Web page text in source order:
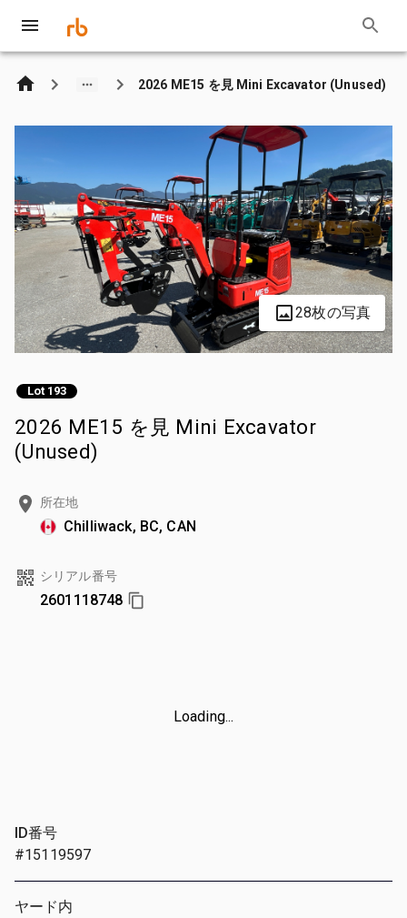
2026 ME15 を見 Mini Excavator (Unused)
28枚の写真
Lot 193
2026 ME15 を見 Mini Excavator
(Unused)
所在地
Chilliwack, BC, CAN
シリアル番号
2601118748
Loading...
ID番号
#15119597
ヤード内